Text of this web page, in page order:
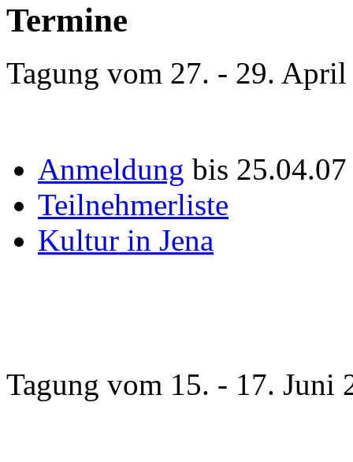
Termine
Tagung vom 27. - 29.
Anmeldung bis
Teilnehmerliste
Kultur in Jena
Tagung vom 15. - 17. Juni